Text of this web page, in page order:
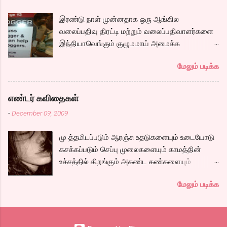
ஆறு போல ஓடுகிறது படம். பெரியதாய் கதை ஏதும்
நகராவிட்டாலும், ரீமாவின் அதிரடி கேரக்டரும்,
ஆண்ட்ரியாவின் அமைதியான கேரக்டரும்,
கார்த்தியின் அடாவடி, தடாலடி வெட்டி பேச்சு க...
இரண்டு நாள் முன்னதாக ஒரு ஆங்கில
வலைப்பதிவு திரட்டி மற்றும் வலைப்பதிவாளர்களை
இந்தியாவெங்கும் குழுமமாய் அமைக்க
பதிவர் சந்திப்புக்கு ஏற்பாடு செய்திருந்தது.
இவர்கள் வருடா வருடம் நடத்துவதுதான். இம்முறை
நிறைய தமிழ் வலைப்பூக்கள் நடத்துபவர்களும்
கலந்து கொண்டோம்.
மேலும் படிக்க
எண்டர் கவிதைகள்
-December 09, 2009
மு த்தமிடப்படும் ஆரஞ்சு உதடுகளையும் உடையோடு
கசக்கப்படும் செப்பு முலைகளையும் காமத்தின்
உச்சத்தில் கிறங்கும் அகண்ட கண்களையும்
நீண்ட பயணமாய் வருடிச் செல்லும் பாம்புத்
அணைப்பையும் வேறொருவன் ஆளப்போவதை
தாங்கமுடியாமல் சாகிறேனடி நான். கவிதை by
மேலும் படிக்க